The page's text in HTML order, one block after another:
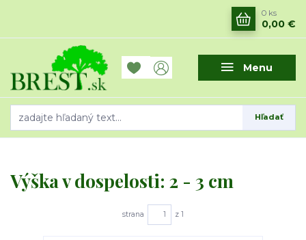
Menu
Hľadať
0 ks
0,00 €
Výška v dospelosti: 2 - 3 cm
strana z 1